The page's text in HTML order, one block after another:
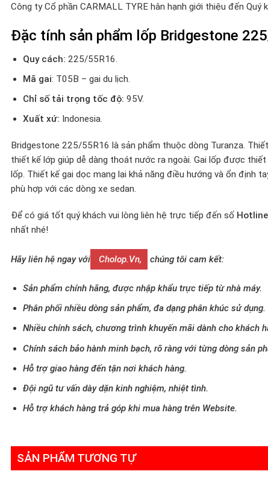
Công ty Cổ phần CARMALL TYRE hân hạnh giới thiệu đến Quý
Đặc tính sản phẩm lốp Bridgestone
Quy cách: 225/55R16.
Mã gai: T05B – gai du lịch.
Chỉ số tải trọng tốc độ: 95V.
Xuất xứ: Indonesia.
Bridgestone 225/55R16 là sản phẩm thuộc dòng Turanza.
thiết kế lớp giúp dễ dàng thoát nước ra ngoài. Gai lốp được
lốp. Thiết kế gai dọc mang lại khả năng điều hướng và ổn định
phù hợp với các dòng xe sedan.
Để có giá tốt quý khách vui lòng liên hệ trực tiếp đến số
nhất nhé!
Hãy liên hệ ngay với Cholop.vn, chúng tôi cam kết:
Sản phẩm chính hãng, được nhập khẩu trực tiếp từ nhà máy.
Phân phối nhiều dòng sản phẩm, đa dạng phân khúc sử dụng.
Nhiều chính sách, chương trình khuyến mãi dành cho khách
Chính sách bảo hành minh bạch, rõ ràng với từng dòng sản
Hỗ trợ giao hàng đến tận nơi khách hàng.
Đội ngũ tư vấn dày dặn kinh nghiệm, nhiệt tình.
Hỗ trợ khách hàng trả góp khi mua hàng trên Website.
SẢN PHẨM TƯƠNG TỰ